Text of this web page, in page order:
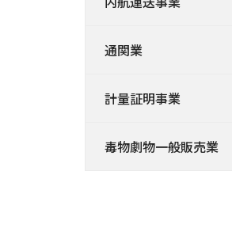
通関業
計量証明事業
毒物劇物一般販売業